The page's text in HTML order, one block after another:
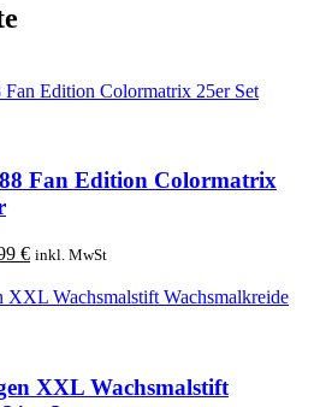
Fan Edition Colormatrix
€Aktueller
ist:
inkl. MwSt
XXL Wachsmalstift